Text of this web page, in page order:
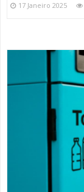
17 Janeiro 2025